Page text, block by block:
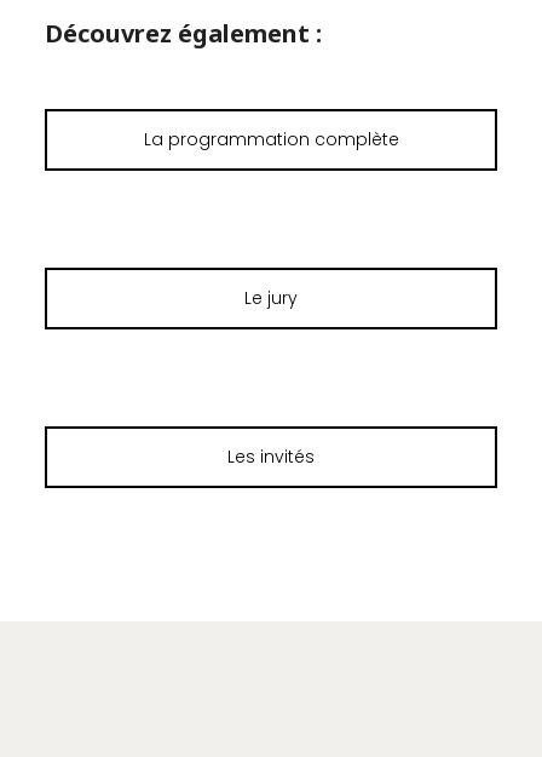
Découvrez également :
La programmation complète
Le jury
Les invités